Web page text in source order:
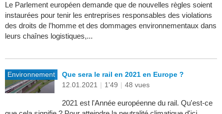
Le Parlement européen demande que de nouvelles règles soient
instaurées pour tenir les entreprises responsables des violations
des droits de l’homme et des dommages environnementaux dans
leurs chaînes logistiques,...
Environnement
Que sera le rail en 2021 en Europe ?
12.01.2021 | 1'49 | 48 vues
2021 est l'Année européenne du rail. Qu'est-ce